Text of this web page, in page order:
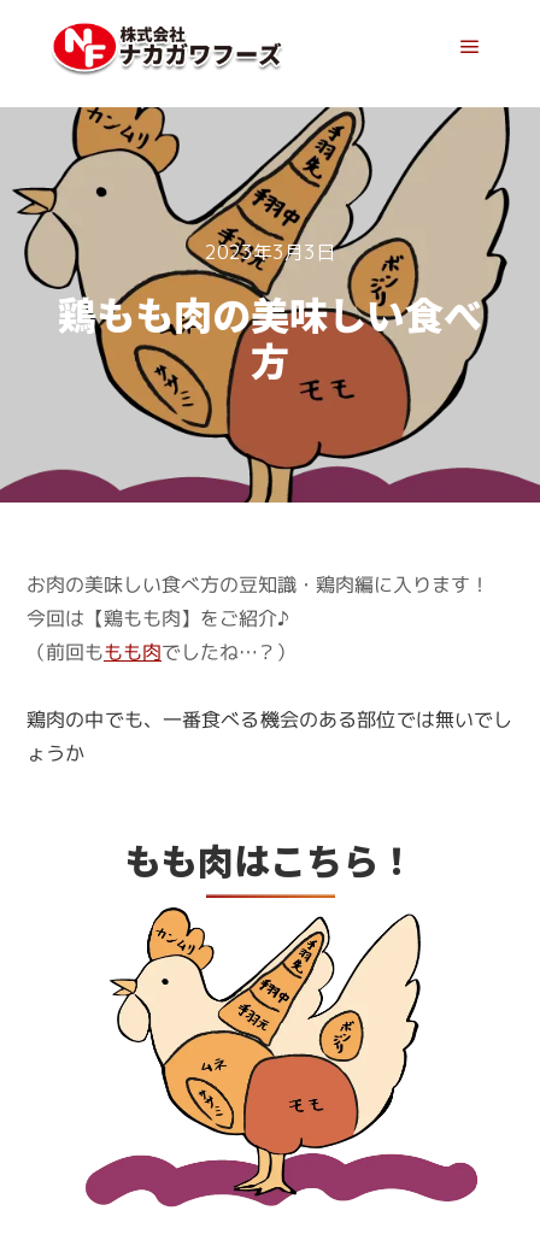
2023年3月3日
鶏もも肉の美味しい食べ
方
お肉の美味しい食べ方の豆知識・鶏肉編に入ります！
今回は【鶏もも肉】をご紹介♪
（前回ももも肉でしたね…？）
鶏肉の中でも、一番食べる機会のある部位では無いでし
ょうか
もも肉はこちら！